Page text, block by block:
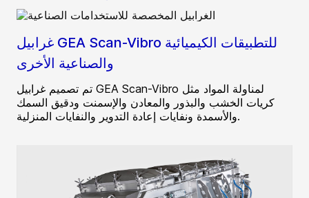
غرابيل GEA Scan-Vibro للتطبيقات الكيميائية
والصناعية الأخرى
تم تصميم غرابيل GEA Scan-Vibro لمناولة المواد مثل
كريات الخشب والبذور والمعادن والإسمنت ودقيق السمك
والأسمدة ونفايات إعادة التدوير والنفايات المنزلية.